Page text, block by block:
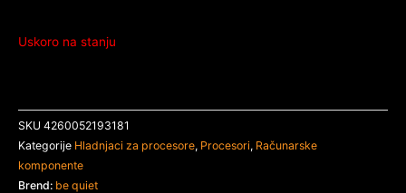
Uskoro na stanju
SKU 4260052193181
Kategorije Hladnjaci za procesore, Procesori, Računarske
komponente
Brend: be quiet